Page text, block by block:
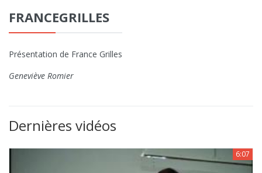
FRANCEGRILLES
Présentation de France Grilles
Geneviève Romier
Dernières vidéos
6:07